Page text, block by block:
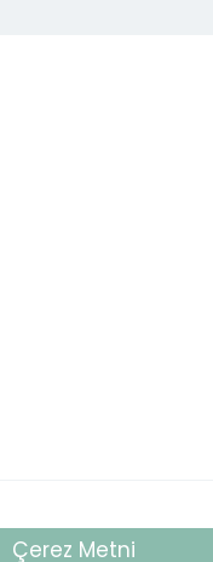
Çerez Metni